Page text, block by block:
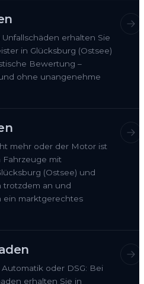
erhalten Sie
in Glücksburg (Ostsee)
Bewertung –
ohne unangenehme
mehr oder der Motor ist
Fahrzeuge mit
(Ostsee) und
trotzdem an und
marktgerechtes
oder DSG: Bei
erhalten Sie in